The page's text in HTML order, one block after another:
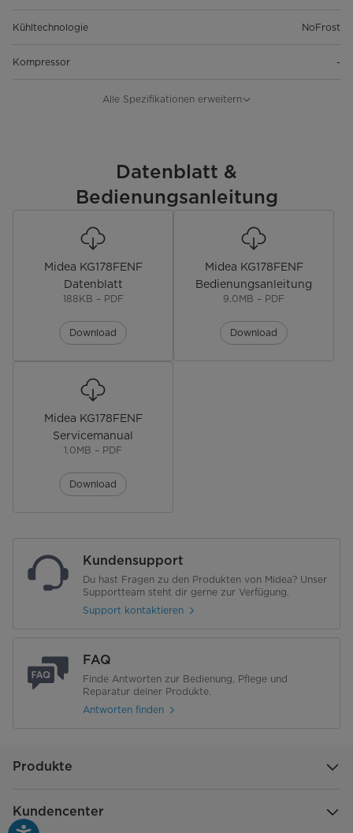
Kühltechnologie NoFrost
Kompressor -
Schnellfunktion Kühlen
Gefriervermögen [kg 24h]
Bedienung & Anzeige
Innenraum & Zubehör
Nettoinhalt gesamt [l]
Nettoinhalt Kühl-/Gefrierteil [l]
Türablagen Kühl-/Gefrierteil
Ablagen Kühl-/Gefrierteil
Eiswürfelbehälter
Verbrauch & Umwelt
Energieeffizienzklasse [A - G]
Energieverbrauch pro Jahr [kWh] 223
Alle Spezifikationen erweitern
Datenblatt &
Bedienungsanleitung
Midea KG178FENF
Datenblatt
188KB – PDF
Download
Midea KG178FENF
Bedienungsanleitung
9.0MB – PDF
Download
Midea KG178FENF
Servicemanual
1.0MB – PDF
Download
Kundensupport
Du hast Fragen zu den Produkten von Midea? Unser
Supportteam steht dir gerne zur Verfügung.
Support kontaktieren
FAQ
Finde Antworten zur Bedienung, Pflege und
Reparatur deiner Produkte.
Antworten finden
Produkte
Kundencenter